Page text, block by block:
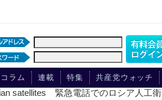
コラム 連載 特集 共産党ウォッチ
satellites 緊急電話でのロシア人工衛